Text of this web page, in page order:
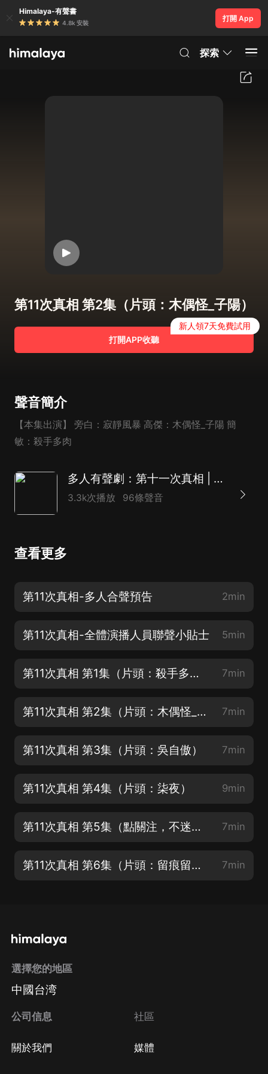
Himalaya-有聲書
4.8k 安裝
打開 App
探索
第11次真相 第2集（片頭：木偶怪_子陽）
打開APP收聽
新人領7天免費試用
聲音簡介
【本集出演】 旁白：寂靜風暴 高傑：木偶怪_子陽 簡
敏：殺手多肉
多人有聲劇：第十一次真相 | 東野圭吾式解密，希區柯克式結局
3.3k次播放 96條聲音
查看更多
第11次真相-多人合聲預告 2min
第11次真相-全體演播人員聯聲小貼士 5min
第11次真相 第1集（片頭：殺手多肉） 7min
第11次真相 第2集（片頭：木偶怪_子陽） 7min
第11次真相 第3集（片頭：吳自傲） 7min
第11次真相 第4集（片頭：柒夜） 9min
第11次真相 第5集（點關注，不迷路） 7min
第11次真相 第6集（片頭：留痕留聲） 7min
選擇您的地區
中國台湾
公司信息
關於我們
社區
媒體